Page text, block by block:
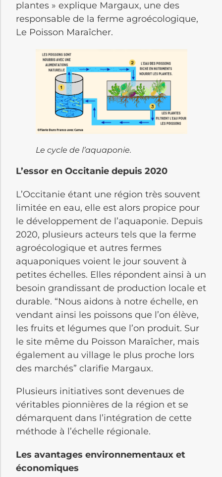
plantes » explique Margaux, une des
responsable de la ferme agroécologique,
Le Poisson Maraîcher.
Le cycle de l’aquaponie.
L’essor en Occitanie depuis 2020
L’Occitanie étant une région très souvent
limitée en eau, elle est alors propice pour
le développement de l’aquaponie. Depuis
2020, plusieurs acteurs tels que la ferme
agroécologique et autres fermes
aquaponiques voient le jour souvent à
petites échelles. Elles répondent ainsi à un
besoin grandissant de production locale et
durable. “Nous aidons à notre échelle, en
vendant ainsi les poissons que l’on élève,
les fruits et légumes que l’on produit. Sur
le site même du Poisson Maraîcher, mais
également au village le plus proche lors
des marchés” clarifie Margaux.
Plusieurs initiatives sont devenues de
véritables pionnières de la région et se
démarquent dans l’intégration de cette
méthode à l’échelle régionale.
Les avantages environnementaux et
économiques